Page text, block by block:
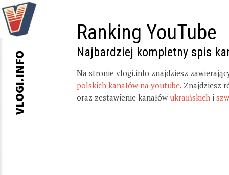
Ranking YouTube
Najbardziej kompletny spis
Na stronie vlogi.info znajdziesz
polskich kanałów na youtube. Znajdziesz
oraz zestawienie kanałów ukraińskich i
VLOGI.INFO